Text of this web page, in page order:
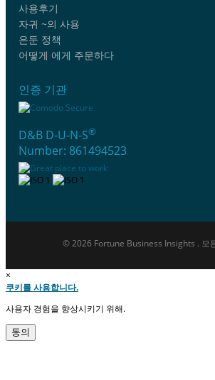
사용후기
자귀 ~의 사용
은둔 정책
어떻게 에게 주문하다
인증 기관
D&B D-U-N-S®
Number: 861494523
© 2026 Fortune Business Insights . 모
×
쿠키를 사용합니다.
사용자 경험을 향상시키기 위해.
동의